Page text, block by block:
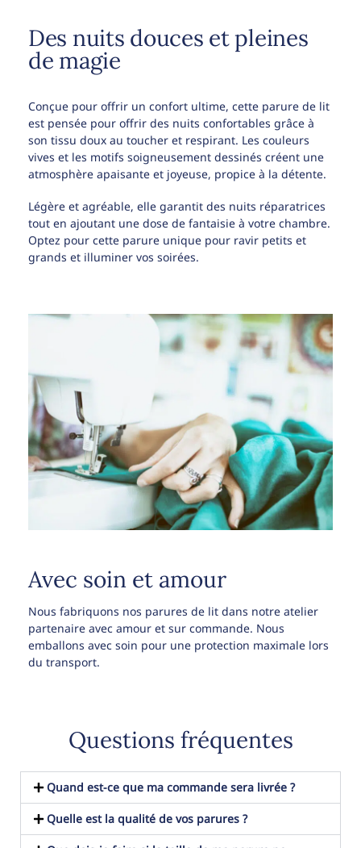
Des nuits douces et pleines
de magie
Conçue pour offrir un confort ultime, cette parure de lit
est pensée pour offrir des nuits confortables grâce à
son tissu doux au toucher et respirant. Les couleurs
vives et les motifs soigneusement dessinés créent une
atmosphère apaisante et joyeuse, propice à la détente.
Légère et agréable, elle garantit des nuits réparatrices
tout en ajoutant une dose de fantaisie à votre chambre.
Optez pour cette parure unique pour ravir petits et
grands et illuminer vos soirées.
Avec soin et amour
Nous fabriquons nos parures de lit dans notre atelier
partenaire avec amour et sur commande. Nous
emballons avec soin pour une protection maximale lors
du transport.
Questions fréquentes
Quand est-ce que ma commande sera livrée ?
Quelle est la qualité de vos parures ?